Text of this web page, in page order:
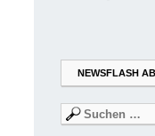
NEWSFLASH
Suchen
nach: